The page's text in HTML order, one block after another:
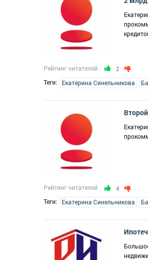
Рейтинг читателей 2
Теги:
Екатерина Синельникова
Рейтинг читателей 4
Теги:
Екатерина Синельникова